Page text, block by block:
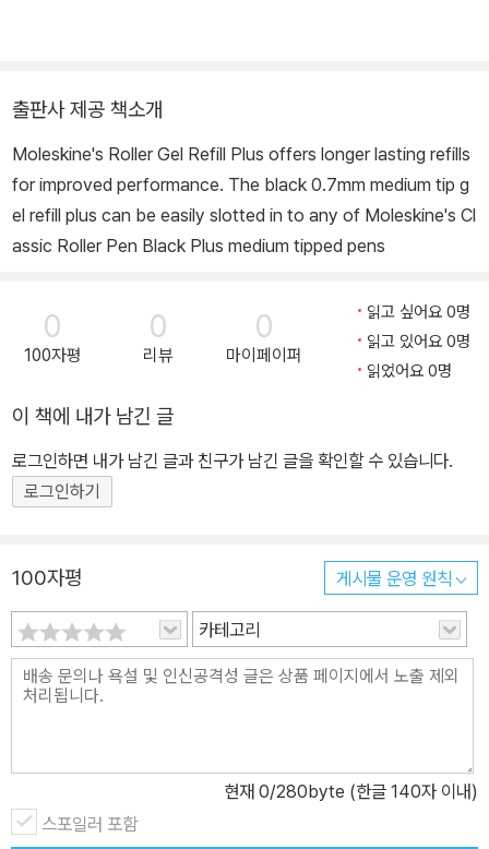
출판사 제공 책소개
Moleskine's Roller Gel Refill Plus offers longer lasting refills
for improved performance. The black 0.7mm medium tip g
el refill plus can be easily slotted in to any of Moleskine's Cl
assic Roller Pen Black Plus medium tipped pens
0
100자평
0
리뷰
0
마이페이퍼
읽고 싶어요 0명
읽고 있어요 0명
읽었어요 0명
이 책에 내가 남긴 글
로그인하면 내가 남긴 글과 친구가 남긴 글을 확인할 수 있습니다.
로그인하기
100자평 게시물 운영 원칙
카테고리
현재 0/280byte (한글 140자 이내)
스포일러 포함